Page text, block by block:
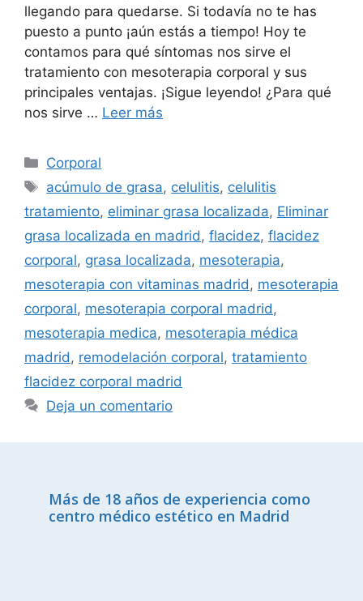
llegando para quedarse. Si todavía no te has
puesto a punto ¡aún estás a tiempo! Hoy te
contamos para qué síntomas nos sirve el
tratamiento con mesoterapia corporal y sus
principales ventajas. ¡Sigue leyendo! ¿Para qué
nos sirve … Leer más
Corporal
acúmulo de grasa, celulitis, celulitis
tratamiento, eliminar grasa localizada, Eliminar
grasa localizada en madrid , flacidez, flacidez
corporal, grasa localizada, mesoterapia,
mesoterapia con vitaminas madrid , mesoterapia
corporal, mesoterapia corporal madrid ,
mesoterapia medica, mesoterapia médica
madrid , remodelación corporal, tratamiento
flacidez corporal madrid
Deja un comentario
Más de 18 años de experiencia como
centro médico estético en Madrid